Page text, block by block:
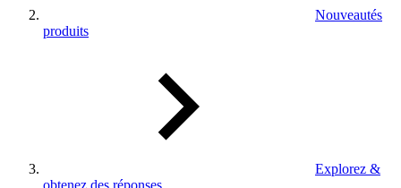
Nouveautés
produits
Explorez &
obtenez des réponses